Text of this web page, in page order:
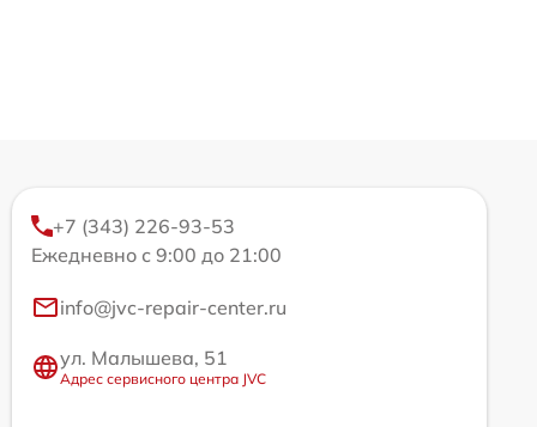
+7 (343) 226-93-53
Ежедневно с 9:00 до 21:00
info@jvc-repair-center.ru
ул. Малышева, 51
Адрес сервисного центра JVC